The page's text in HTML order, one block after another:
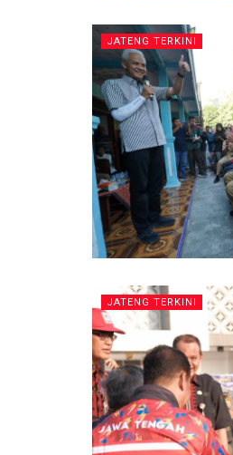
JATENG TERKINI
JATENG TERKINI